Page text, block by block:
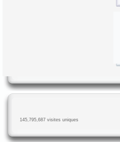
145,795,687 visites uniques